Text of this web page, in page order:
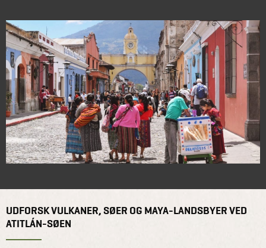
UDFORSK VULKANER, SØER OG MAYA-LANDSBYER VED
ATITLÁN-SØEN